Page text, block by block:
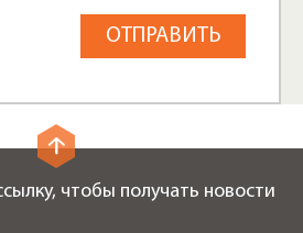
чтобы получать новости